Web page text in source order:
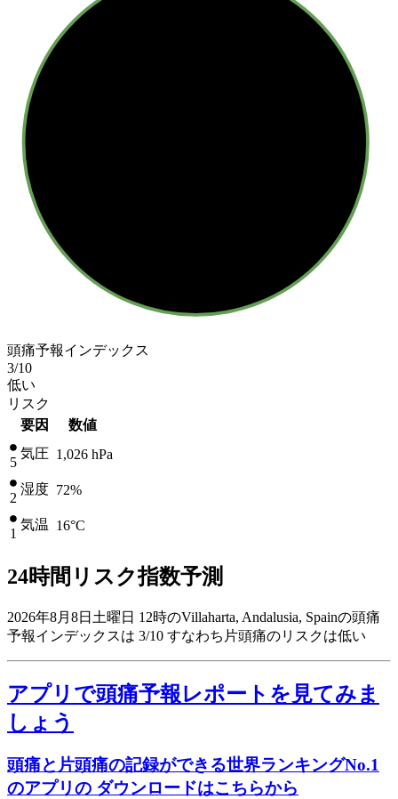
頭痛予報インデックス
3/10
低い
リスク
要因
数値
5
気圧 1,026 hPa
2
湿度 72%
1
気温 16°C
24時間リスク指数予測
2026年8月8日土曜日 12時のVillaharta, Andalusia, Spainの頭痛
予報インデックスは 3/10 すなわち片頭痛のリスクは低い
アプリで頭痛予報レポートを見てみま
しょう
頭痛と片頭痛の記録ができる世界ランキングNo.1
のアプリの ダウンロードはこちらから